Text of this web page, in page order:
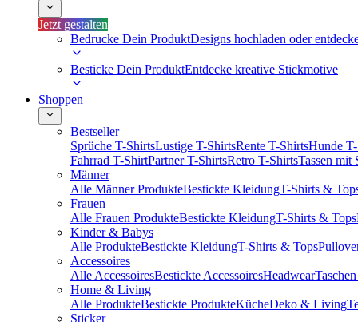
Jetzt gestalten
Bedrucke Dein ProduktDesigns hochladen oder
Besticke Dein ProduktEntdecke kreative Stickmotive
Shoppen
Bestseller
Sprüche T-ShirtsLustige T-ShirtsRente T-ShirtsHunde
Fahrrad T-ShirtPartner T-ShirtsRetro T-ShirtsTassen mit
Männer
Alle Männer ProdukteBestickte KleidungT-Shirts &
Frauen
Alle Frauen ProdukteBestickte KleidungT-Shirts & Tops
Kinder & Babys
Alle ProdukteBestickte KleidungT-Shirts & Tops
Accessoires
Alle AccessoiresBestickte AccessoiresHeadwear
Home & Living
Alle ProdukteBestickte ProdukteKücheDeko & Living
Sticker